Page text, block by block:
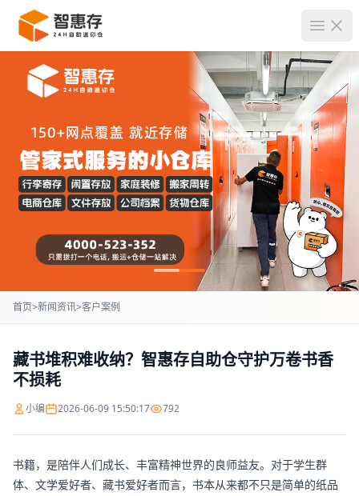
菜单
首页>新闻资讯>客户案例
藏书堆积难收纳？智惠存自助仓守护万卷书香
不损耗
小编 2026-06-09 15:50:17 792
书籍，是陪伴人们成长、丰富精神世界的良师益友。对于学生群
体、文学爱好者、藏书爱好者而言，书本从来都不只是简单的纸品